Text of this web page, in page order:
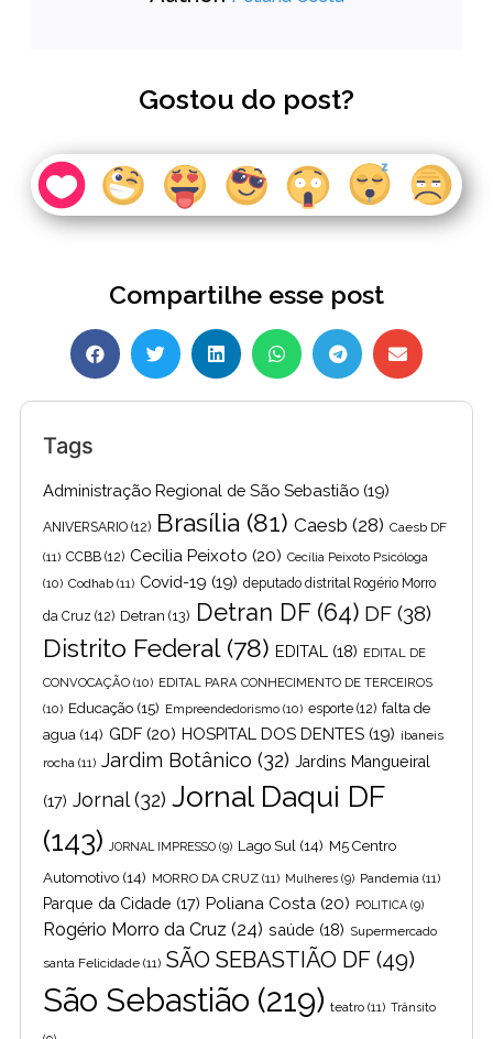
Gostou do post?
Compartilhe esse post
Tags
Administração Regional de São Sebastião (19)
ANIVERSARIO (12) Brasília (81) Caesb (28) Caesb DF
(11) CCBB (12) Cecilia Peixoto (20) Cecília Peixoto Psicóloga
(10) Codhab (11) Covid-19 (19) deputado distrital Rogério Morro
da Cruz (12) Detran (13) Detran DF(64) DF (38)
Distrito Federal(78) EDITAL (18) EDITAL DE
CONVOCAÇÃO (10) EDITAL PARA CONHECIMENTO DE TERCEIROS
(10) Educação (15) Empreendedorismo (10) esporte (12) falta de
agua (14) GDF (20) HOSPITAL DOS DENTES (19) ibaneis
rocha (11) Jardim Botânico (32) Jardins Mangueiral
(17) Jornal(32) Jornal Daqui DF
(143)
JORNAL IMPRESSO (9) Lago Sul (14) M5 Centro
Automotivo (14) MORRO DA CRUZ (11) Mulheres (9) Pandemia (11)
Parque da Cidade (17) Poliana Costa (20) POLITICA (9)
Rogério Morro da Cruz (24) saúde (18) Supermercado
santa Felicidade (11) SÃO SEBASTIÃO DF (49)
São Sebastião (219) teatro (11) Trânsito